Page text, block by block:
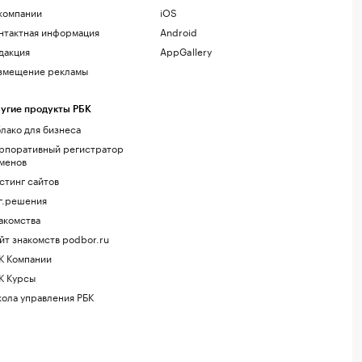
информация
рекламы
продукты РБК
для бизнеса
регистратор
сайтов
знакомств podbor.ru
Компании
Курсы
управления РБК
iOS
Android
AppGallery